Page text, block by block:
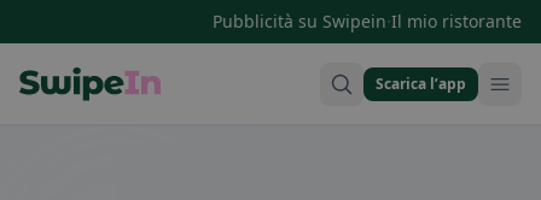
Pubblicità su Swipein·Il mio ristorante
Scarica l’app